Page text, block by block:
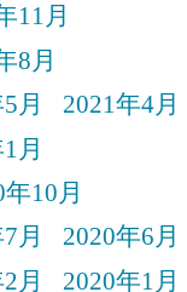
11月
8月
月
2021年4月
月
10月
月
2020年6月
月
2020年1月